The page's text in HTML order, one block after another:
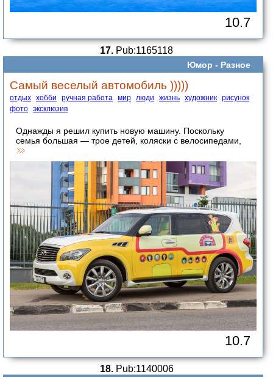
10.7
17. Pub:1165118
Юмор - Разное
Самый веселый автомобиль )))))
отдых хобби ручная работа мир люди жизнь художник рисунок
фото эксклюзив
Однажды я решил купить новую машину. Поскольку
семья большая — трое детей, коляски с велосипедами,
10.7
18.Pub:1140006